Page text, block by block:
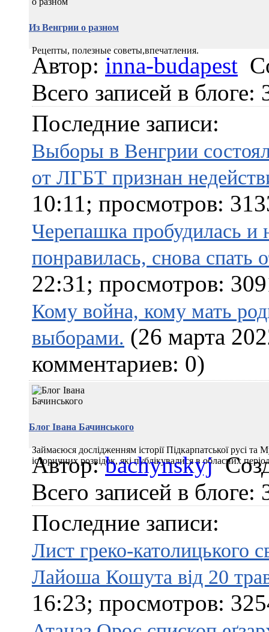
Из Венгрии о разном
Рецепты, полезные советы,впечатления.
Автор: inna-budapest
Всего записей в блоге:
Последние записи:
Выборы в Венгрии
от ЛГБТ признан
10:11; просмотров:
Черепашка пробудилась и
понравилась, снова спать
22:31; просмотров:
Кому война, кому мать
выборами. (26 марта
комментариев: 0)
Блог Івана Бачинського
Займаєюся дослідженням історії Підкарпатської русі
історичних розвідок, які публікувалися в обласних
Автор:bachynskyj
Всего записей в блоге:
Последние записи:
Лист греко-католицького
Лайоша Кошута від 20
16:23; просмотров: